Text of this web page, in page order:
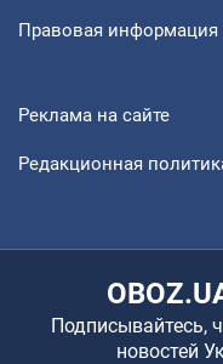
Правовая информация
Реклама на сайте
Редакционная
Подписывайтесь,
новостей